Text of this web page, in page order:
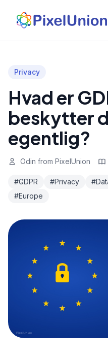
Privacy
Hvad er
beskytter
egentlig?
Odin from PixelUnion
#GDPR #Privacy
#Europe